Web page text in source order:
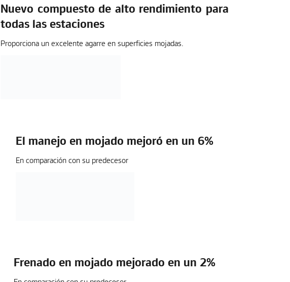
Nuevo compuesto de alto rendimiento para
todas las estaciones
Proporciona un excelente agarre en superficies mojadas.
El manejo en mojado mejoró en un 6%
En comparación con su predecesor
Frenado en mojado mejorado en un 2%